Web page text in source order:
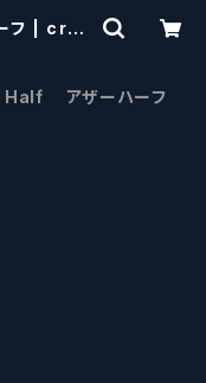
フ | craf
アザーハーフ